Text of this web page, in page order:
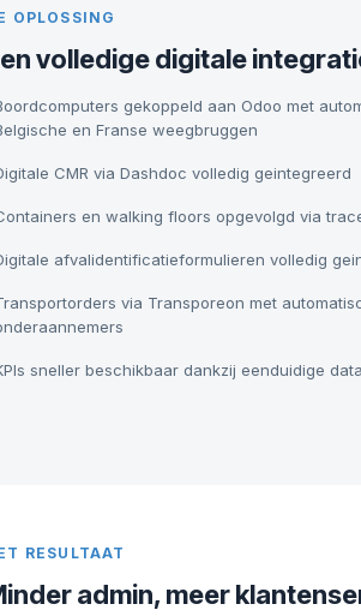
OPLOSSING
volledige digitale
gekoppeld aan Odoo met
en Franse weegbruggen
CMR via Dashdoc volledig geintegreerd
en walking floors opgevolgd via
afvalidentificatieformulieren volledig
via Transporeon met
sneller beschikbaar dankzij eenduidige
RESULTAAT
admin, meer